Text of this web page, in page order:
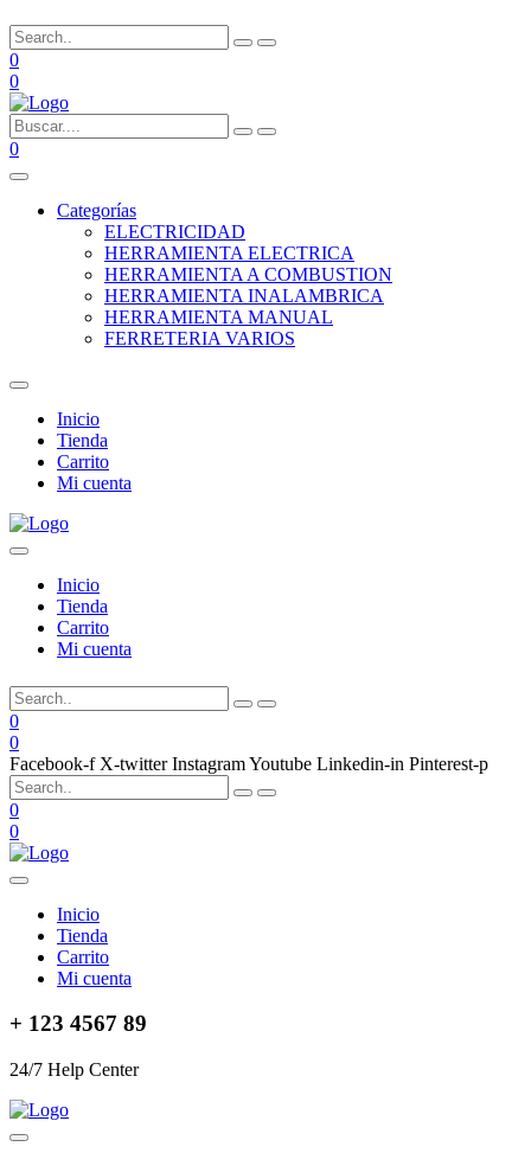
0
0
0
Categorías
ELECTRICIDAD
HERRAMIENTA ELECTRICA
HERRAMIENTA A COMBUSTION
HERRAMIENTA INALAMBRICA
HERRAMIENTA MANUAL
FERRETERIA VARIOS
Inicio
Tienda
Carrito
Mi cuenta
Inicio
Tienda
Carrito
Mi cuenta
0
0
Facebook-f X-twitter InstagramYoutube Linkedin-in Pinterest-p
0
0
Inicio
Tienda
Carrito
Mi cuenta
+ 123 4567 89
24/7 Help Center